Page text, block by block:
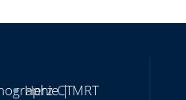
| MRT
Herz-CT